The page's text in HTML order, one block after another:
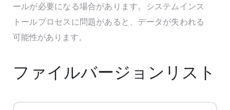
ールが必要になる場合があります。システムインス
トールプロセスに問題があると、データが失われる
可能性があります。
ファイルバージョンリスト